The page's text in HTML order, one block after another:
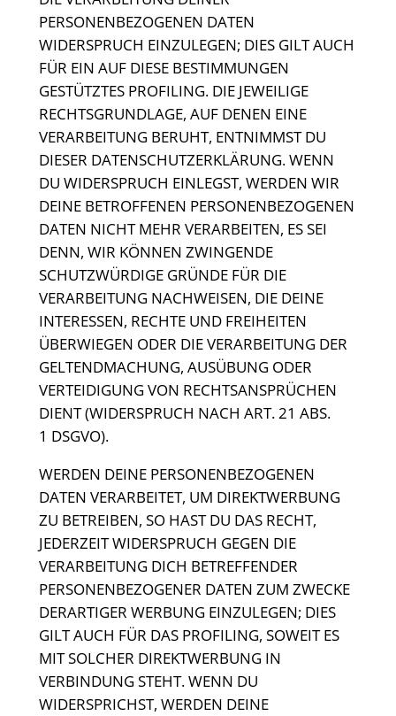
PERSONENBEZOGENEN DATEN
WIDERSPRUCH EINZULEGEN; DIES GILT AUCH
FÜR EIN AUF DIESE BESTIMMUNGEN
GESTÜTZTES PROFILING. DIE JEWEILIGE
RECHTSGRUNDLAGE, AUF DENEN EINE
VERARBEITUNG BERUHT, ENTNIMMST DU
DIESER DATENSCHUTZERKLÄRUNG. WENN
DU WIDERSPRUCH EINLEGST, WERDEN WIR
DEINE BETROFFENEN PERSONENBEZOGENEN
DATEN NICHT MEHR VERARBEITEN, ES SEI
DENN, WIR KÖNNEN ZWINGENDE
SCHUTZWÜRDIGE GRÜNDE FÜR DIE
VERARBEITUNG NACHWEISEN, DIE DEINE
INTERESSEN, RECHTE UND FREIHEITEN
ÜBERWIEGEN ODER DIE VERARBEITUNG DER
GELTENDMACHUNG, AUSÜBUNG ODER
VERTEIDIGUNG VON RECHTSANSPRÜCHEN
DIENT (WIDERSPRUCH NACH ART. 21 ABS.
1 DSGVO).
WERDEN DEINE PERSONENBEZOGENEN
DATEN VERARBEITET, UM DIREKTWERBUNG
ZU BETREIBEN, SO HAST DU DAS RECHT,
JEDERZEIT WIDERSPRUCH GEGEN DIE
VERARBEITUNG DICH BETREFFENDER
PERSONENBEZOGENER DATEN ZUM ZWECKE
DERARTIGER WERBUNG EINZULEGEN; DIES
GILT AUCH FÜR DAS PROFILING, SOWEIT ES
MIT SOLCHER DIREKTWERBUNG IN
VERBINDUNG STEHT. WENN DU
WIDERSPRICHST, WERDEN DEINE